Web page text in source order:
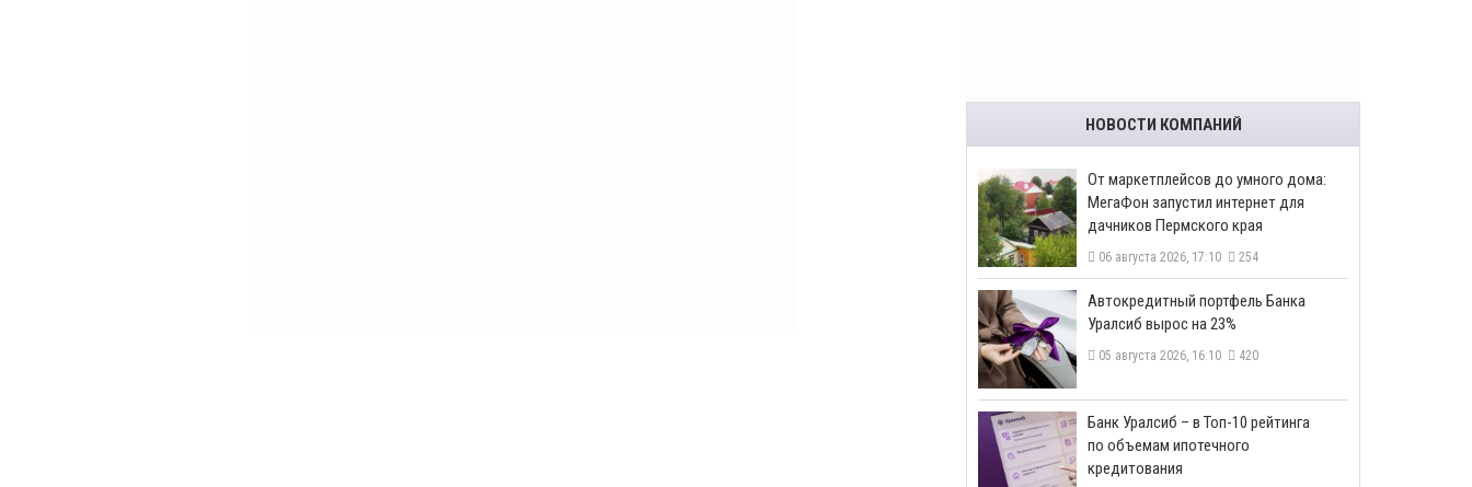
НОВОСТИ КОМПАНИЙ
От маркетплейсов до умного дома:
МегаФон запустил интернет для
дачников Пермского края
06 августа 2026, 17:10 254
​Автокредитный портфель Банка
Уралсиб вырос на 23%
05 августа 2026, 16:10 420
​Банк Уралсиб – в Топ-10 рейтинга
по объемам ипотечного
кредитования